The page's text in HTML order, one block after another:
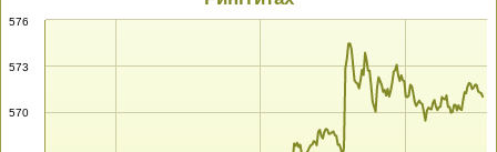
570
573
576